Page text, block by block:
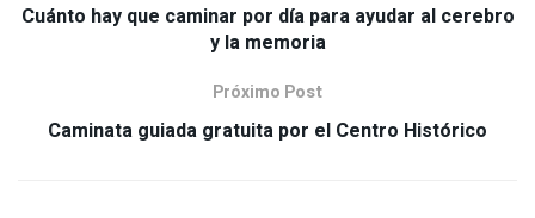
Cuánto hay que caminar por día para ayudar al cerebro
y la memoria
Próximo Post
Caminata guiada gratuita por el Centro Histórico